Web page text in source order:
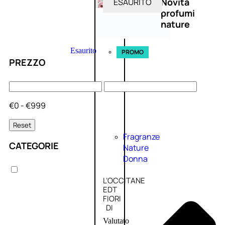
profumi
nature
Esaurito PROMO
Fragranze
Nature
Donna
L’OCCITANE
EDT
FIORI
DI
Valutato
PREZZO
€0 - €999
Reset
CATEGORIE